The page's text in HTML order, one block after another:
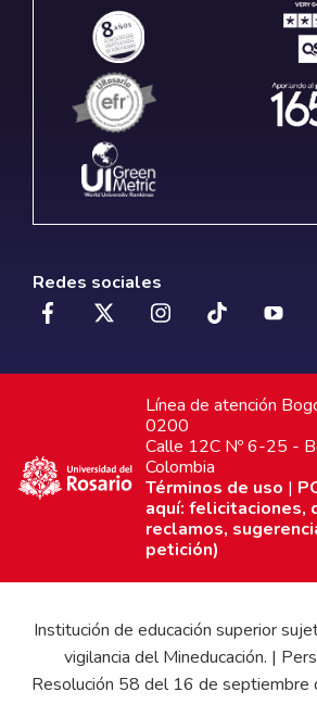
Redes sociales
Línea de atención
0200
Calle 12C Nº 6-25 -
Colombia
Términos de uso |
aquí: felicitaciones,
reclamos,
petición)
Institución de educación superior
vigilancia del Mineducación. |
Resolución 58 del 16 de